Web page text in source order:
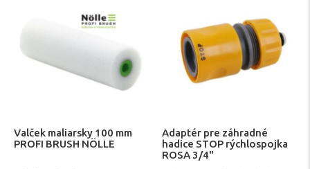
Valček maliarsky 100 mm
PROFI BRUSH NÖLLE
Adaptér pre záhradné
hadice STOP rýchlospojka
ROSA 3/4"